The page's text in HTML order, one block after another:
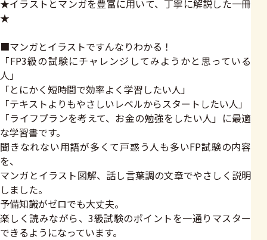
★イラストとマンガを豊富に用いて、丁寧に解説した一冊
★
■マンガとイラストですんなりわかる！
「FP3級の試験にチャレンジしてみようかと思っている
人」
「とにかく短時間で効率よく学習したい人」
「テキストよりもやさしいレベルからスタートしたい人」
「ライフプランを考えて、お金の勉強をしたい人」に最適
な学習書です。
聞きなれない用語が多くて戸惑う人も多いFP試験の内容
を、
マンガとイラスト図解、話し言葉調の文章でやさしく説明
しました。
予備知識がゼロでも大丈夫。
楽しく読みながら、3級試験のポイントを一通りマスター
できるようになっています。